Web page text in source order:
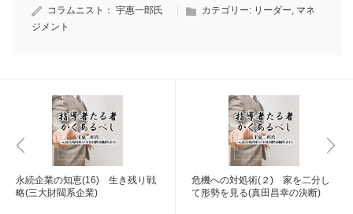
コラムニスト： 宇惠一郎氏 カテゴリー: リーダー, マネ
ジメント
永続企業の知恵(16) 生き残り戦
略(三大財閥系企業)
危機への対処術(２) 家を二分し
て形勢を見る(真田昌幸の決断)